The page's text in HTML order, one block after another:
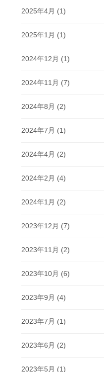
2025年4月 (1)
2025年1月 (1)
2024年12月 (1)
2024年11月 (7)
2024年8月 (2)
2024年7月 (1)
2024年4月 (2)
2024年2月 (4)
2024年1月 (2)
2023年12月 (7)
2023年11月 (2)
2023年10月 (6)
2023年9月 (4)
2023年7月 (1)
2023年6月 (2)
2023年5月 (1)